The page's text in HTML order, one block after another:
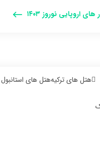
های اروپایی نوروز ۱۴۰۳
هتل های ترکیههتل های استانبول